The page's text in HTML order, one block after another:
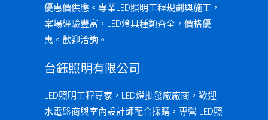
優惠價供應。專業LED照明工程規劃與施工，
案場經驗豐富，LED燈具種類齊全，價格優
惠。歡迎洽詢。
台鈺照明有限公司
LED照明工程專家，LED燈批發廠廠商，歡迎
水電盤商與室內設計師配合採購，專營 LED照